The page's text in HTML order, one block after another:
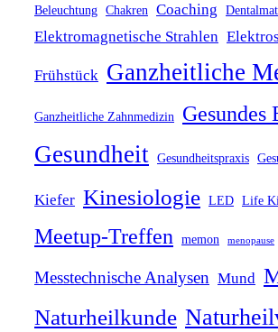
Beleuchtung Chakren Coaching
Elektromagnetische Strahlen
Frühstück Ganzheitliche
Ganzheitliche Zahnmedizin Gesundes
Gesundheit Gesundheitspraxis
Kiefer Kinesiologie LED Life
Meetup-Treffen memon menopause
Messtechnische Analysen Mund
Naturheilkunde